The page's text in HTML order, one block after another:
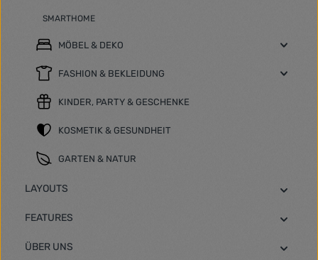
SMARTHOME
MÖBEL & DEKO
FASHION & BEKLEIDUNG
KINDER, PARTY & GESCHENKE
KOSMETIK & GESUNDHEIT
GARTEN & NATUR
LAYOUTS
FEATURES
ÜBER UNS